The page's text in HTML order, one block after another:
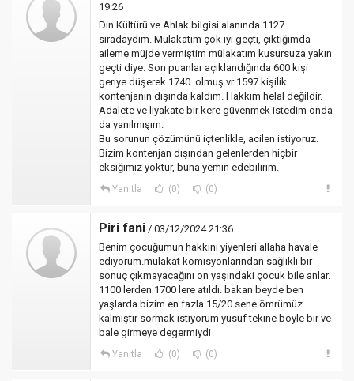
19:26
Din Kültürü ve Ahlak bilgisi alanında 1127.
sıradaydım. Mülakatım çok iyi geçti, çıktığımda
aileme müjde vermiştim mülakatım kusursuza yakın
geçti diye. Son puanlar açıklandığında 600 kişi
geriye düşerek 1740. olmuş vr 1597 kişilik
kontenjanın dışında kaldım. Hakkım helal değildir.
Adalete ve liyakate bir kere güvenmek istedim onda
da yanılmışım.
Bu sorunun çözümünü içtenlikle, acilen istiyoruz.
Bizim kontenjan dışından gelenlerden hiçbir
eksiğimiz yoktur, buna yemin edebilirim.
Yanıtla (0) (0)
Piri fani / 03/12/2024 21:36
Benim çocuğumun hakkını yiyenleri allaha havale
ediyorum.mulakat komisyonlarından sağlıklı bir
sonuç çıkmayacağını on yaşındaki çocuk bile anlar.
1100 lerden 1700 lere atıldı. bakan beyde ben
yaşlarda bizim en fazla 15/20 sene ömrümüz
kalmıştır sormak istiyorum yusuf tekine böyle bir ve
bale girmeye degermiydi
Yanıtla (0) (0)